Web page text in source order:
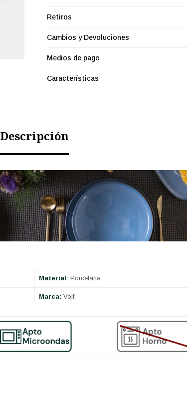
Retiros
Cambios y Devoluciones
Medios de pago
Características
Descripción
Material: Porcelana
Marca: Volf